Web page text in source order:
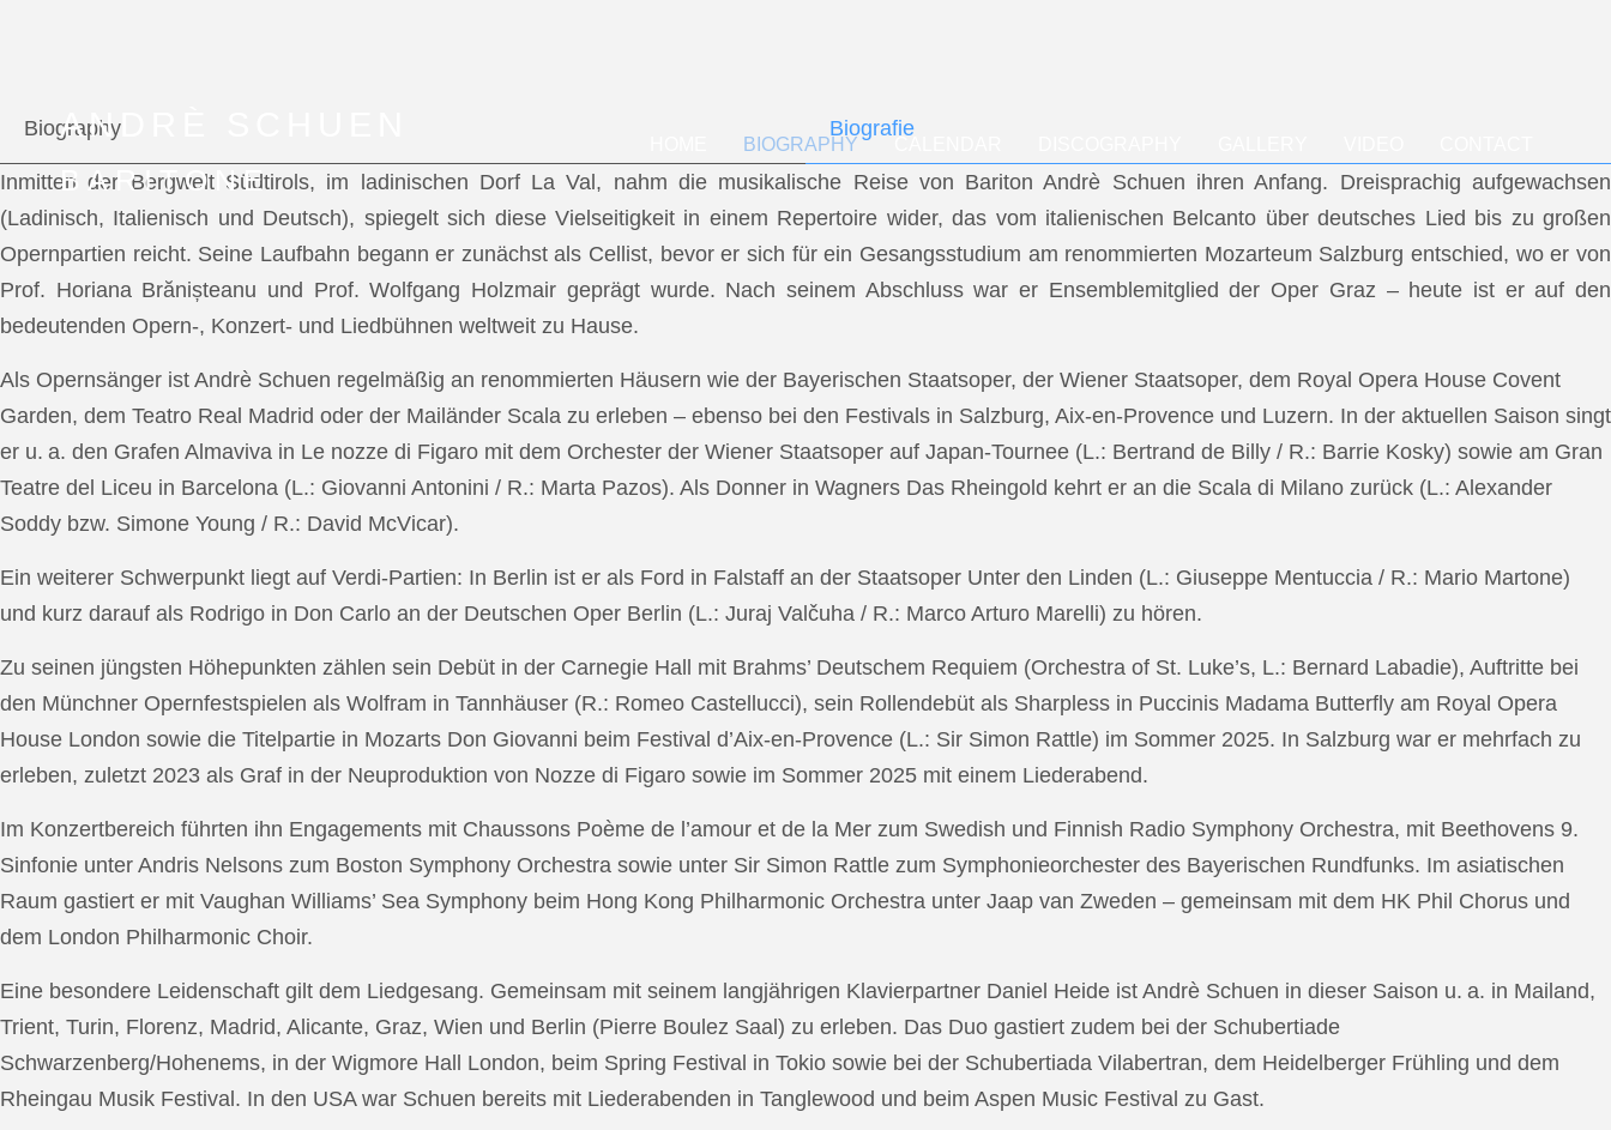
ANDRÈ SCHUEN
BARITONE
BIOGRAPHY
Biography Biografie
Inmitten der Bergwelt Südtirols, im ladinischen Dorf La Val, nahm die musikalische Reise von Bariton Andrè Schuen ihren Anfang. Dreisprachig aufgewachsen
(Ladinisch, Italienisch und Deutsch), spiegelt sich diese Vielseitigkeit in einem Repertoire wider, das vom italienischen Belcanto über deutsches Lied bis zu großen
Opernpartien reicht. Seine Laufbahn begann er zunächst als Cellist, bevor er sich für ein Gesangsstudium am renommierten Mozarteum Salzburg entschied, wo er von
Prof. Horiana Brănișteanu und Prof. Wolfgang Holzmair geprägt wurde. Nach seinem Abschluss war er Ensemblemitglied der Oper Graz – heute ist er auf den
bedeutenden Opern-, Konzert- und Liedbühnen weltweit zu Hause.
Als Opernsänger ist Andrè Schuen regelmäßig an renommierten Häusern wie der Bayerischen Staatsoper, der Wiener Staatsoper, dem Royal Opera House Covent
Garden, dem Teatro Real Madrid oder der Mailänder Scala zu erleben – ebenso bei den Festivals in Salzburg, Aix-en-Provence und Luzern. In der aktuellen Saison singt
er u. a. den Grafen Almaviva in Le nozze di Figaro mit dem Orchester der Wiener Staatsoper auf Japan-Tournee (L.: Bertrand de Billy / R.: Barrie Kosky) sowie am Gran
Teatre del Liceu in Barcelona (L.: Giovanni Antonini / R.: Marta Pazos). Als Donner in Wagners Das Rheingold kehrt er an die Scala di Milano zurück (L.: Alexander
Soddy bzw. Simone Young / R.: David McVicar).
Ein weiterer Schwerpunkt liegt auf Verdi-Partien: In Berlin ist er als Ford in Falstaff an der Staatsoper Unter den Linden (L.: Giuseppe Mentuccia / R.: Mario Martone)
und kurz darauf als Rodrigo in Don Carlo an der Deutschen Oper Berlin (L.: Juraj Valčuha / R.: Marco Arturo Marelli) zu hören.
Zu seinen jüngsten Höhepunkten zählen sein Debüt in der Carnegie Hall mit Brahms’ Deutschem Requiem (Orchestra of St. Luke’s, L.: Bernard Labadie), Auftritte bei
den Münchner Opernfestspielen als Wolfram in Tannhäuser (R.: Romeo Castellucci), sein Rollendebüt als Sharpless in Puccinis Madama Butterfly am Royal Opera
House London sowie die Titelpartie in Mozarts Don Giovanni beim Festival d’Aix-en-Provence (L.: Sir Simon Rattle) im Sommer 2025. In Salzburg war er mehrfach zu
erleben, zuletzt 2023 als Graf in der Neuproduktion von Nozze di Figaro sowie im Sommer 2025 mit einem Liederabend.
Im Konzertbereich führten ihn Engagements mit Chaussons Poème de l’amour et de la Mer zum Swedish und Finnish Radio Symphony Orchestra, mit Beethovens 9.
Sinfonie unter Andris Nelsons zum Boston Symphony Orchestra sowie unter Sir Simon Rattle zum Symphonieorchester des Bayerischen Rundfunks. Im asiatischen
Raum gastiert er mit Vaughan Williams’ Sea Symphony beim Hong Kong Philharmonic Orchestra unter Jaap van Zweden – gemeinsam mit dem HK Phil Chorus und
dem London Philharmonic Choir.
Eine besondere Leidenschaft gilt dem Liedgesang. Gemeinsam mit seinem langjährigen Klavierpartner Daniel Heide ist Andrè Schuen in dieser Saison u. a. in Mailand,
Trient, Turin, Florenz, Madrid, Alicante, Graz, Wien und Berlin (Pierre Boulez Saal) zu erleben. Das Duo gastiert zudem bei der Schubertiade
Schwarzenberg/Hohenems, in der Wigmore Hall London, beim Spring Festival in Tokio sowie bei der Schubertiada Vilabertran, dem Heidelberger Frühling und dem
Rheingau Musik Festival. In den USA war Schuen bereits mit Liederabenden in Tanglewood und beim Aspen Music Festival zu Gast.